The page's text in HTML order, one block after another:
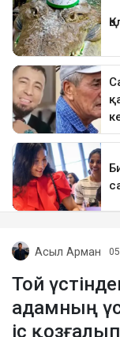
Асыл Арман
Той
адамның
іс